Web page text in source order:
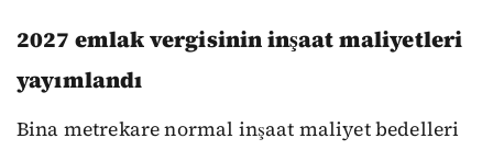
2027 emlak vergisinin inşaat maliyetleri
yayımlandı
Bina metrekare normal inşaat maliyet bedelleri